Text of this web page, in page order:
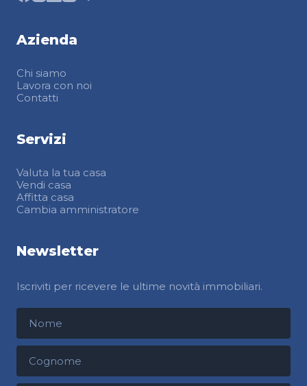
Azienda
Chi siamo
Lavora con noi
Contatti
Servizi
Valuta la tua casa
Vendi casa
Affitta casa
Cambia amministratore
Newsletter
Iscriviti per ricevere le ultime novità immobiliari.
Nome
Cognome